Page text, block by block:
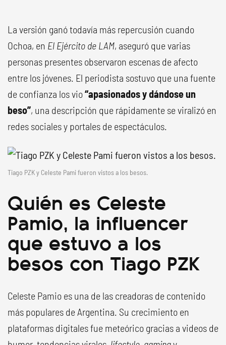
La versión ganó todavía más repercusión cuando
Ochoa, en El Ejército de LAM, aseguró que varias
personas presentes observaron escenas de afecto
entre los jóvenes. El periodista sostuvo que una fuente
de confianza los vio“apasionados y dándose un
beso”, una descripción que rápidamente se viralizó en
redes sociales y portales de espectáculos.
Tiago PZK y Celeste Pami fueron vistos a los besos.
Quién es Celeste
Pamio, la influencer
que estuvo a los
besos con Tiago PZK
Celeste Pamio es una de las creadoras de contenido
más populares de Argentina. Su crecimiento en
plataformas digitales fue meteórico gracias a videos de